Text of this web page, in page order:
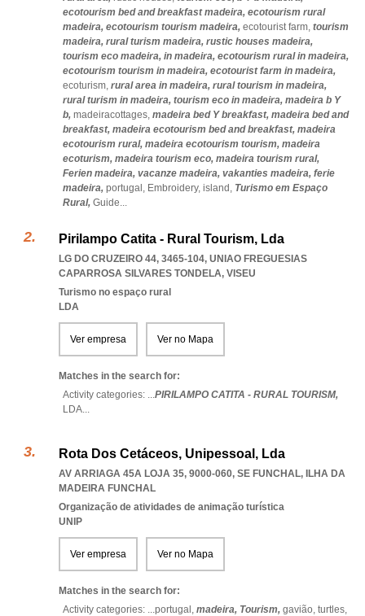
ecotourism bed and breakfast madeira, ecotourism rural
madeira, ecotourism tourism madeira, ecotourist farm, tourism
madeira, rural turism madeira, rustic houses madeira,
tourism eco madeira, in madeira, ecotourism rural in madeira,
ecotourism tourism in madeira, ecotourist farm in madeira,
ecoturism, rural area in madeira, rural tourism in madeira,
rural turism in madeira, tourism eco in madeira, madeira b Y
b, madeiracottages, madeira bed Y breakfast, madeira bed and
breakfast, madeira ecotourism bed and breakfast, madeira
ecotourism rural, madeira ecotourism tourism, madeira
ecoturism, madeira tourism eco, madeira tourism rural,
Ferien madeira, vacanze madeira, vakanties madeira, ferie
madeira, portugal, Embroidery, island, Turismo em Espaço
Rural, Guide...
Pirilampo Catita - Rural Tourism, Lda
LG DO CRUZEIRO 44, 3465-104, UNIAO FREGUESIAS
CAPARROSA SILVARES TONDELA, VISEU
Turismo no espaço rural
LDA
Ver empresa Ver no Mapa
Matches in the search for:
Activity categories: ...PIRILAMPO CATITA - RURAL TOURISM,
LDA...
Rota Dos Cetáceos, Unipessoal, Lda
AV ARRIAGA 45A LOJA 35, 9000-060, SE FUNCHAL, ILHA DA
MADEIRA FUNCHAL
Organização de atividades de animação turística
UNIP
Ver empresa Ver no Mapa
Matches in the search for:
Activity categories: ...portugal, madeira, Tourism, gavião, turtles,